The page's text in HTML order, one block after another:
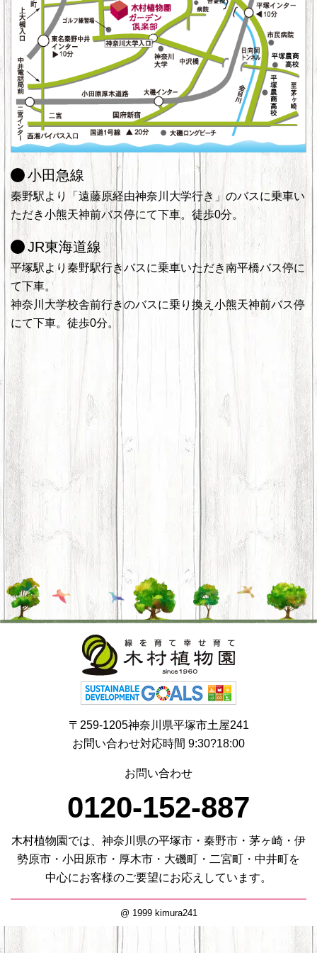
小田急線
秦野駅より「遠藤原経由神奈川大学行き」のバスに乗車い
ただき小熊天神前バス停にて下車。徒歩0分。
JR東海道線
平塚駅より秦野駅行きバスに乗車いただき南平橋バス停に
て下車。
神奈川大学校舎前行きのバスに乗り換え小熊天神前バス停
にて下車。徒歩0分。
〒259-1205神奈川県平塚市土屋241
お問い合わせ対応時間 9:30?18:00
お問い合わせ
0120-152-887
木村植物園では、神奈川県の平塚市・秦野市・茅ヶ崎・伊
勢原市・小田原市・厚木市・大磯町・二宮町・中井町を
中心にお客様のご要望にお応えしています。
@ 1999 kimura241